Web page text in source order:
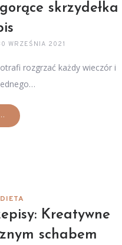
skrzydełka
WRZEŚNIA 2021
rozgrzać każdy wieczór i
Kreatywne
schabem